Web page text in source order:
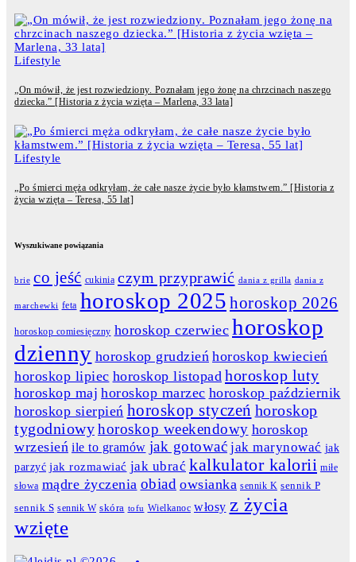
Lifestyle
„On mówił, że jest rozwiedziony. Poznałam jego żonę na chrzcinach naszego
dziecka.” [Historia z życia wzięta – Marlena, 33 lata]
Lifestyle
„Po śmierci męża odkryłam, że całe nasze życie było kłamstwem.” [Historia z
życia wzięta – Teresa, 55 lat]
Wyszukiwane powiązania
brie co jeść cukinia czym przyprawić dania z grilla dania z
marchewki feta horoskop 2025 horoskop 2026
horoskop comiesięczny horoskop czerwiec horoskop
dzienny horoskop grudzień horoskop kwiecień
horoskop lipiec horoskop listopad horoskop luty
horoskop maj horoskop marzec horoskop październik
horoskop sierpień horoskop styczeń horoskop
tygodniowyhoroskop weekendowy horoskop
wrzesień ile to gramów jak gotować jak marynować jak
parzyć jak rozmawiać jak ubrać kalkulator kalorii miłe
słowa mądre życzenia obiad owsianka sennik K sennik P
sennik S sennik W skóra tofu Wielkanoc włosy z życia
wzięte